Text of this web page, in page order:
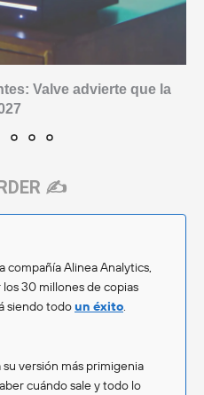
Valve advierte que la
✍️
compañía Alinea Analytics,
30 millones de copias
siendo todoun éxito.
versión más primigenia
cuándo sale y todo lo